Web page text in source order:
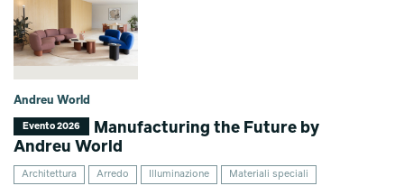
Andreu World
Evento 2026
Manufacturing the Future by
Andreu World
Architettura Arredo Illuminazione Materiali speciali